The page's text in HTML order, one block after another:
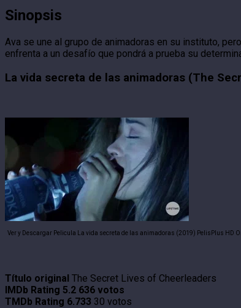
Sinopsis
Ava se une al grupo de animadoras en su instituto,
enfrenta a un desafío que pondrá a prueba su
La vida secreta de las animadoras (The
Ver y Descargar Pelicula La vida secreta de las animadoras (2019) PelisPlus HD
Título original The Secret Lives of Cheerleaders
IMDb Rating 5.2 636 votos
TMDb Rating 6.733 30 votos